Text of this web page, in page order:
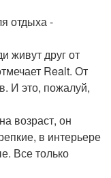
отдыха -
живут друг от
Realt. От
И это, пожалуй,
возраст, он
в интерьере
Все только